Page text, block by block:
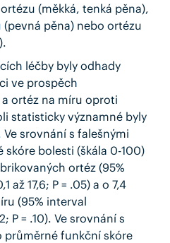
(měkká, tenká pěna),
pěna) nebo ortézu
léčby byly odhady
ve prospěch
ortéz na míru oproti
statisticky významné byly
srovnání s falešnými
bolesti (škála 0-100)
ortéz (95%
až 17,6; P = .05) a o 7,4
(95% interval
P = .10). Ve srovnání s
průměrné funkční skóre